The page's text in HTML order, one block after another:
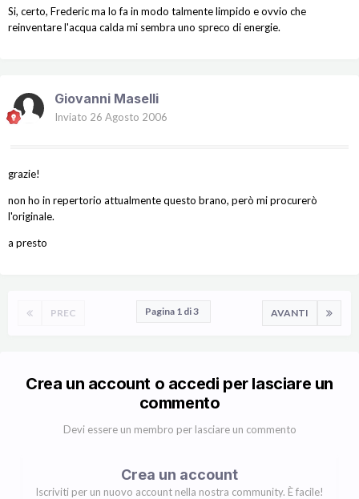
Si, certo, Frederic ma lo fa in modo talmente limpido e ovvio che
reinventare l'acqua calda mi sembra uno spreco di energie.
Giovanni Maselli
Inviato 26 Agosto 2006
grazie!
non ho in repertorio attualmente questo brano, però mi procurerò
l'originale.
a presto
PREC AVANTI
Pagina 1 di 3
Crea un account o accedi per lasciare un
commento
Devi essere un membro per lasciare un commento
Crea un account
Iscriviti per un nuovo account nella nostra community. È facile!